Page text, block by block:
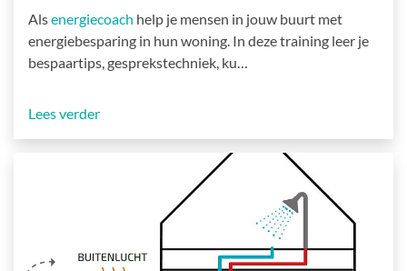
Alsenergiecoach help je mensen in jouw buurt met
energiebesparing in hun woning. In deze training leer je
bespaartips, gesprekstechniek, ku…
Lees verder